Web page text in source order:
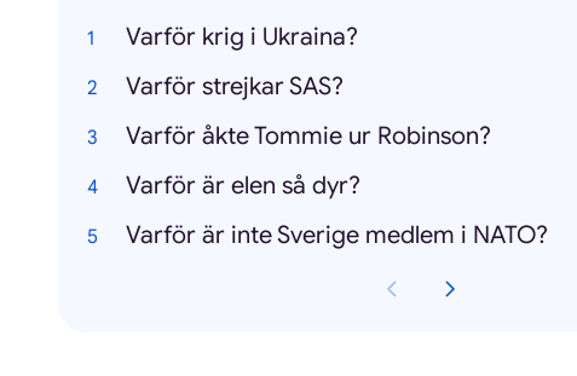
Varför krig i Ukraina?
Varför strejkar SAS?
Varför åkte Tommie ur Robinson?
Varför är elen så dyr?
Varför är inte Sverige medlem i NATO?